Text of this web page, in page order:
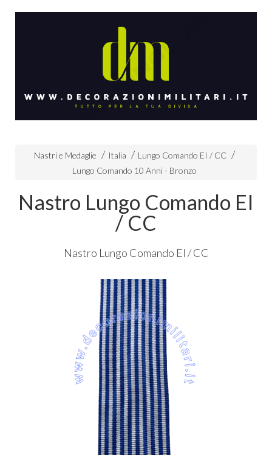
Nastri e Medaglie Italia
Lungo Comando EI / CC
Lungo Comando 10 Anni - Bronzo
Nastro Lungo Comando EI
/ CC
Nastro Lungo Comando EI / CC